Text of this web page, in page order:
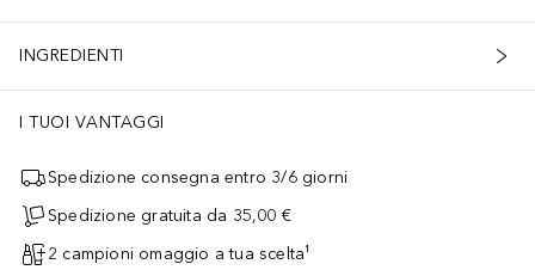
INGREDIENTI
I TUOI VANTAGGI
Spedizione consegna entro 3/6 giorni
Spedizione gratuita da 35,00 €
2 campioni omaggio a tua scelta¹